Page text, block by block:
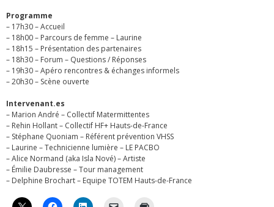
Programme
– 17h30 – Accueil
– 18h00 – Parcours de femme – Laurine
– 18h15 – Présentation des partenaires
– 18h30 – Forum – Questions / Réponses
– 19h30 – Apéro rencontres & échanges informels
– 20h30 – Scène ouverte
Intervenant.es
– Marion André – Collectif Matermittentes
– Rehin Hollant – Collectif HF+ Hauts-de-France
– Stéphane Quoniam – Référent prévention VHSS
– Laurine – Technicienne lumière – LE PACBO
– Alice Normand (aka Isla Nové) – Artiste
– Émilie Daubresse – Tour management
– Delphine Brochart – Equipe TOTEM Hauts-de-France